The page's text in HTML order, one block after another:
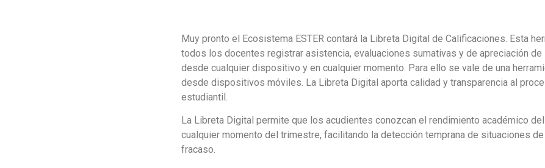
Muy pronto el Ecosistema ESTER contará la Libreta Digital de Calificaciones. Esta
todos los docentes registrar asistencia, evaluaciones sumativas y de apreciación
desde cualquier dispositivo y en cualquier momento. Para ello se vale de una
desde dispositivos móviles. La Libreta Digital aporta calidad y transparencia al
estudiantil.
La Libreta Digital permite que los acudientes conozcan el rendimiento académico
cualquier momento del trimestre, facilitando la detección temprana de situaciones
fracaso.